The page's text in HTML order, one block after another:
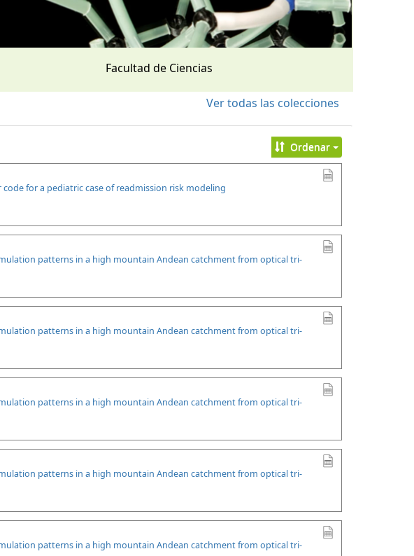
Facultad de Ciencias
Ver todas las colecciones
Ordenar
code for a pediatric case of readmission risk modeling
patterns in a high mountain Andean catchment from optical tri-
patterns in a high mountain Andean catchment from optical tri-
patterns in a high mountain Andean catchment from optical tri-
patterns in a high mountain Andean catchment from optical tri-
patterns in a high mountain Andean catchment from optical tri-